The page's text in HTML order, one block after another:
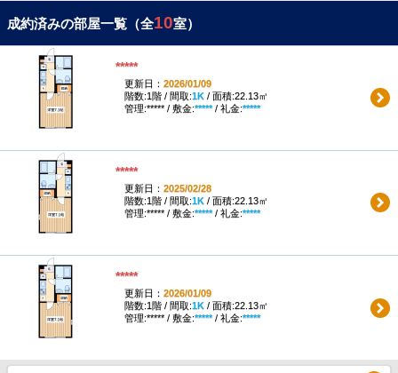
成約済みの部屋一覧（全10室）
*****
更新日： 2026/01/09
階数:1階 / 間取:1K/ 面積:22.13㎡
管理:***** / 敷金:*****/ 礼金:*****
*****
更新日： 2025/02/28
階数:1階 / 間取:1K/ 面積:22.13㎡
管理:***** / 敷金:*****/ 礼金:*****
*****
更新日： 2026/01/09
階数:1階 / 間取:1K/ 面積:22.13㎡
管理:***** / 敷金:*****/ 礼金:*****